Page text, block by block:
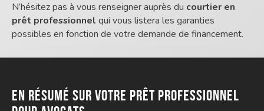
N’hésitez pas à vous renseigner auprès du courtier en
prêt professionnel qui vous listera les garanties
possibles en fonction de votre demande de financement.
En résumé sur votre prêt professionnel